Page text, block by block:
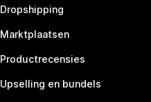
Dropshipping
Marktplaatsen
Productrecensies
Upselling en bundels